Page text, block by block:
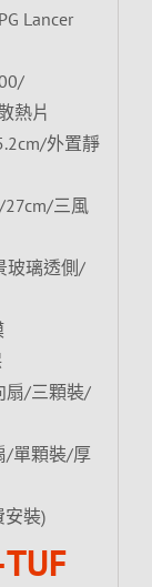
Lancer
熱片
外置靜
27cm/三風
玻璃透側/
扇/三顆裝/
/單顆裝/厚
裝)